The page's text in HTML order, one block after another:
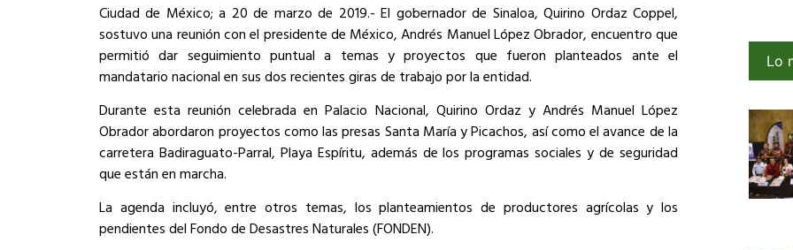
Ciudad de México; a 20 de marzo de 2019.- El gobernador de Sinaloa, Quirino Ordaz Coppel,
sostuvo una reunión con el presidente de México, Andrés Manuel López Obrador, encuentro que
permitió dar seguimiento puntual a temas y proyectos que fueron planteados ante el
mandatario nacional en sus dos recientes giras de trabajo por la entidad.
Durante esta reunión celebrada en Palacio Nacional, Quirino Ordaz y Andrés Manuel López
Obrador abordaron proyectos como las presas Santa María y Picachos, así como el avance de la
carretera Badiraguato-Parral, Playa Espíritu, además de los programas sociales y de seguridad
que están en marcha.
La agenda incluyó, entre otros temas, los planteamientos de productores agrícolas y los
pendientes del Fondo de Desastres Naturales (FONDEN).
Lo